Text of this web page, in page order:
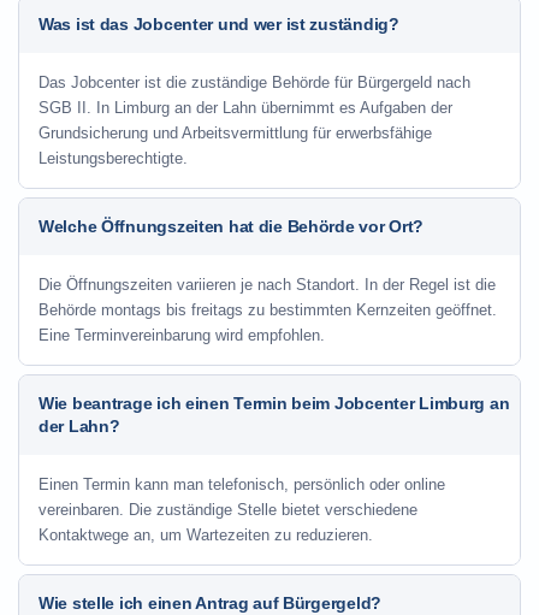
Was ist das Jobcenter und wer ist zuständig?
Das Jobcenter ist die zuständige Behörde für Bürgergeld nach
SGB II. In Limburg an der Lahn übernimmt es Aufgaben der
Grundsicherung und Arbeitsvermittlung für erwerbsfähige
Leistungsberechtigte.
Welche Öffnungszeiten hat die Behörde vor Ort?
Die Öffnungszeiten variieren je nach Standort. In der Regel ist die
Behörde montags bis freitags zu bestimmten Kernzeiten geöffnet.
Eine Terminvereinbarung wird empfohlen.
Wie beantrage ich einen Termin beim Jobcenter Limburg an
der Lahn?
Einen Termin kann man telefonisch, persönlich oder online
vereinbaren. Die zuständige Stelle bietet verschiedene
Kontaktwege an, um Wartezeiten zu reduzieren.
Wie stelle ich einen Antrag auf Bürgergeld?